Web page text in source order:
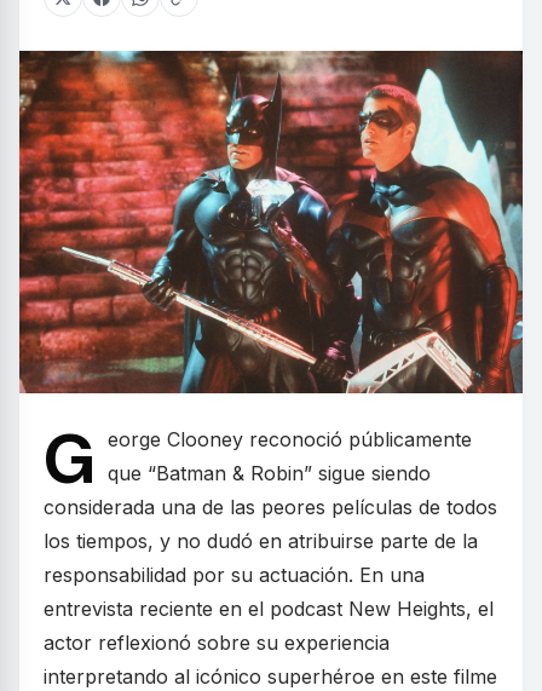
G
eorge Clooney reconoció públicamente
que “Batman & Robin” sigue siendo
considerada una de las peores películas de todos
los tiempos, y no dudó en atribuirse parte de la
responsabilidad por su actuación. En una
entrevista reciente en el podcast New Heights, el
actor reflexionó sobre su experiencia
interpretando al icónico superhéroe en este filme